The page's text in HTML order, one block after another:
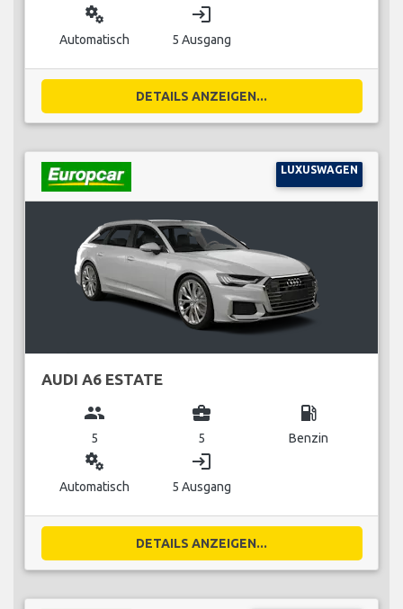
miscellaneous_services
Automatisch
login
5 Ausgang
DETAILS ANZEIGEN...
LUXUSWAGEN
AUDI A6 ESTATE
group
5
business_center
5
local_gas_station
Benzin
miscellaneous_services
Automatisch
login
5 Ausgang
DETAILS ANZEIGEN...